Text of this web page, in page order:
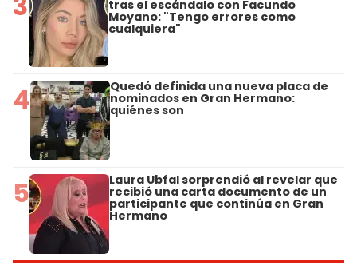
tras el escándalo con Facundo
Moyano: "Tengo errores como
cualquiera"
4 Quedó definida una nueva placa de
nominados en Gran Hermano:
quiénes son
5 Laura Ubfal sorprendió al revelar que
recibió una carta documento de un
participante que continúa en Gran
Hermano